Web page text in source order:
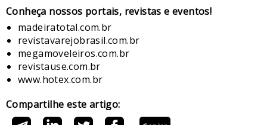
​Conheça nossos ​portais, revistas e eventos​!
madeiratotal.com.br
revistavarejobrasil.com.br
megamoveleiros.com.br
revistause.com.br
www.hotex.com.br
Compartilhe este artigo: